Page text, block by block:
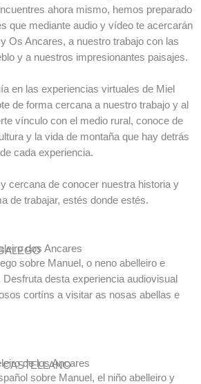
ahora mismo, hemos preparado
que mediante audio y vídeo te acercarán
Os Ancares, a nuestro trabajo con las
y a nuestros impresionantes paisajes.
en las experiencias virtuales de Miel
de forma cercana a nuestro trabajo y al
vínculo con el medio rural, conoce de
y la vida de montaña que hay detrás
de cada experiencia.
cercana de conocer nuestra historia y
de trabajar, estés donde estés.
dos Ancares
sobre Manuel, o neno abelleiro e
desta experiencia audiovisual
cortíns a visitar as nosas abellas e
de los Ancares
sobre Manuel, el niño abelleiro y